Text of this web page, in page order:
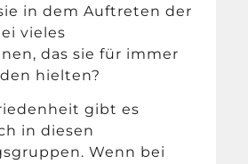
in dem Auftreten der
vieles
das sie für immer
hielten?
gibt es
in diesen
Wenn bei